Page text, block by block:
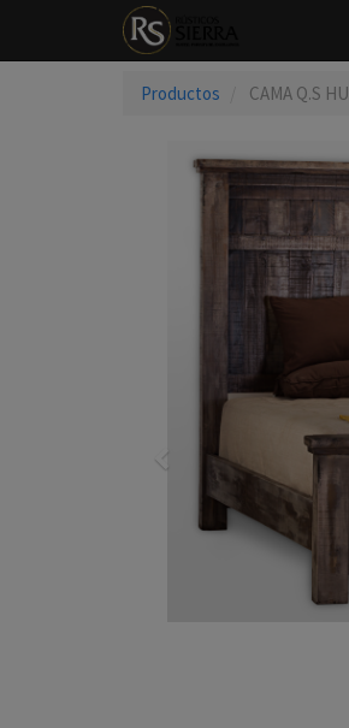
Productos CAMA Q.S
Previo